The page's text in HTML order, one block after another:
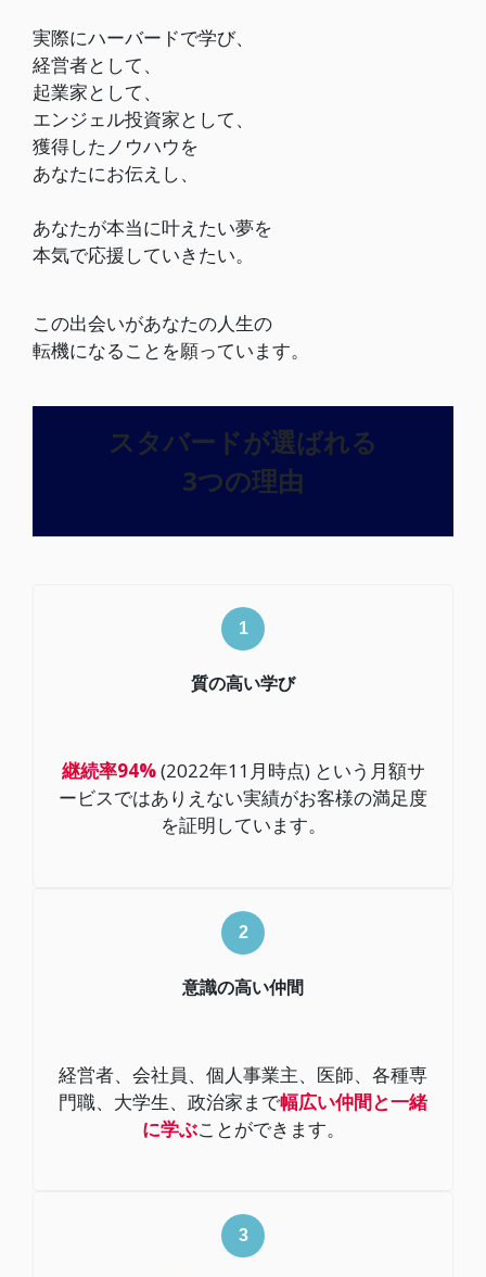
実際にハーバードで学び、
経営者として、
起業家として、
エンジェル投資家として、
獲得したノウハウを
あなたにお伝えし、
あなたが本当に叶えたい夢を
本気で応援していきたい。
この出会いがあなたの人生の
転機になることを願っています。
スタバードが選ばれる
3つの理由
質の高い学び
継続率94%(2022年11月時点) という月額サ
ービスではありえない実績がお客様の満足度
を証明しています。
意識の高い仲間
経営者、会社員、個人事業主、医師、各種専
門職、大学生、政治家まで幅広い仲間と一緒
に学ぶことができます。